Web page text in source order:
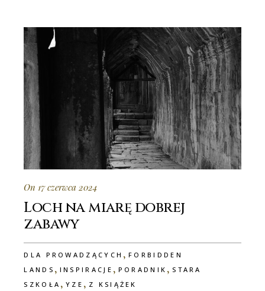
On 17 czerwca 2024
Loch na miarę dobrej
zabawy
DLA PROWADZĄCYCH ,FORBIDDEN
LANDS , INSPIRACJE , PORADNIK , STARA
SZKOŁA ,YZE , Z KSIĄŻEK